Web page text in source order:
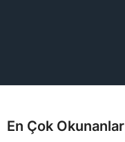
En Çok Okunanlar